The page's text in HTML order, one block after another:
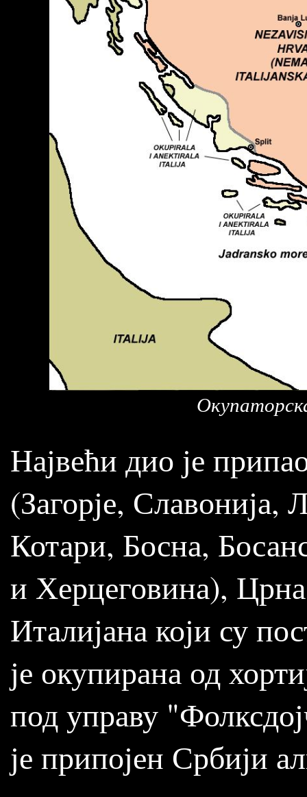
Највећи дио је
(Загорје, Славонија,
Котари, Босна,
и Херцеговина),
Италијана који су
је окупирана од
под управу
је припојен Србији